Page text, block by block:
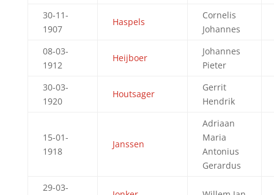
30-11-
1907
Haspels
Cornelis
Johannes
08-03-
1912
Heijboer
Johannes
Pieter
30-03-
1920
Houtsager
Gerrit
Hendrik
15-01-
1918
Janssen
Adriaan
Maria
Antonius
Gerardus
29-03-